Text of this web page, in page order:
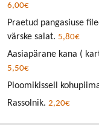
6,00€
Praetud pangasiuse
värske salat. 5,80€
Aasiapärane kana (
5,50€
Ploomikissell
Rassolnik. 2,20€